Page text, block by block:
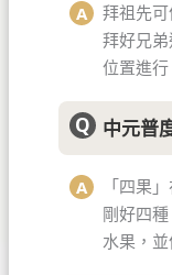
拜祖先
拜好兄
位置進行
中元普
「四果
剛好四
水果，